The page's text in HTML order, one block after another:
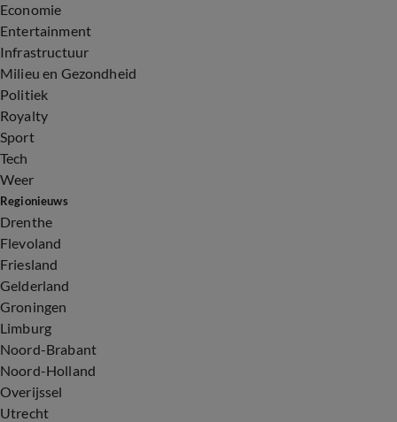
Economie
Entertainment
Infrastructuur
Milieu en Gezondheid
Politiek
Royalty
Sport
Tech
Weer
Regionieuws
Drenthe
Flevoland
Friesland
Gelderland
Groningen
Limburg
Noord-Brabant
Noord-Holland
Overijssel
Utrecht